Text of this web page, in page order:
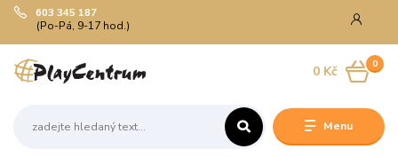
Menu
603 345 187
(Po-Pá, 9-17 hod.)
0
0 Kč